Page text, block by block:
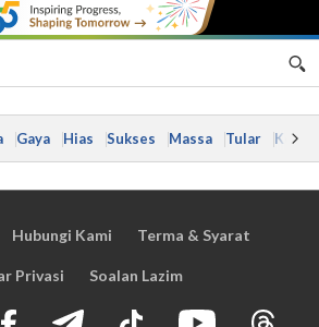
Gaya Hias Sukses Massa Tular Kes
Hubungi Kami Terma & Syarat
Privasi Soalan Lazim